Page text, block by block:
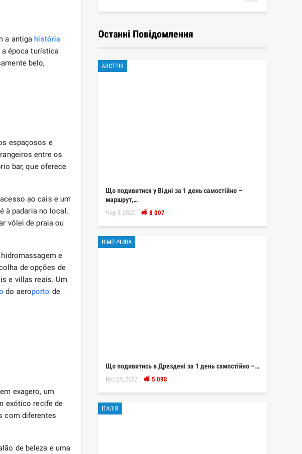
a antiga história
a época turística
belo,
espaçosos e
entre os
bar, que oferece
ao cais e um
à padaria no local.
vôlei de praia ou
e
de opções de
e villas reais. Um
do aeroporto de
exagero, um
exótico recife de
com diferentes
de beleza e uma
Останні Повідомлення
АВСТРІЯ
Що подивитися у Відні за 1 день самостійно –
маршрут,…
Чер 8, 2022 8 007
НІМЕЧЧИНА
Що подивитись в Дрездені за 1 день самостійно –…
Вер 29, 2022 5 098
ІТАЛІЯ